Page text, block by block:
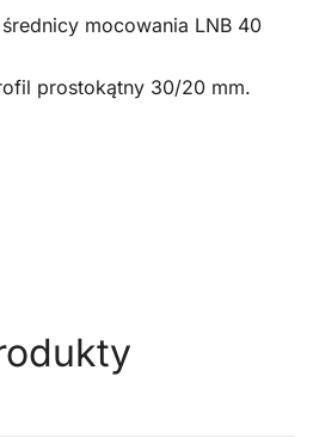
mocowania LNB 40
prostokątny 30/20 mm.